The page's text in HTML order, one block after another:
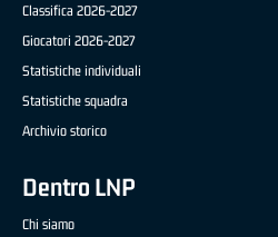
Classifica 2026-2027
Giocatori 2026-2027
Statistiche individuali
Statistiche squadra
Archivio storico
Dentro LNP
Chi siamo